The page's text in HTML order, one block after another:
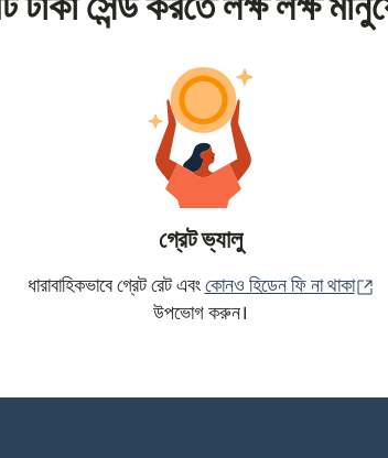
টাকা সেন্ড করতে লক্ষ লক্ষ
গ্রেট ভ্যালু
ধারাবাহিকভাবে গ্রেট রেট এবং কোনও হিডেন ফি না থাকা
উপভোগ করুন।